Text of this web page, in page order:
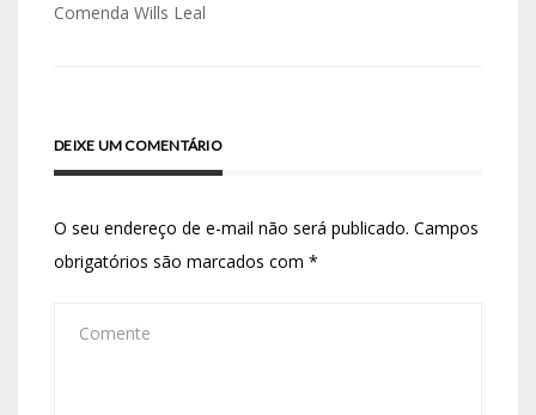
Comenda Wills Leal
DEIXE UM COMENTÁRIO
O seu endereço de e-mail não será publicado. Campos
obrigatórios são marcados com *